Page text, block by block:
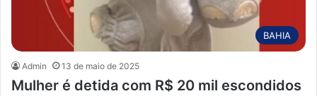
BAHIA
Admin 13 de maio de 2025
Mulher é detida com R$ 20 mil escondidos